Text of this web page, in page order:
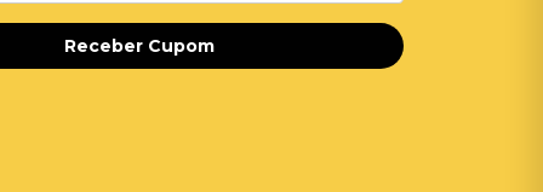
Receber Cupom